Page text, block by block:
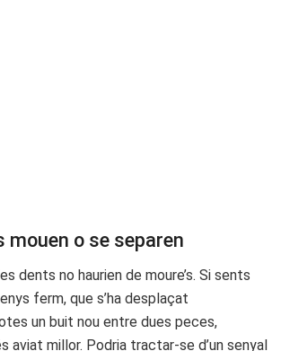
mouen o se separen
dents no haurien de moure’s. Si sents
ferm, que s’ha desplaçat
un buit nou entre dues peces,
aviat millor. Podria tractar-se d’un senyal